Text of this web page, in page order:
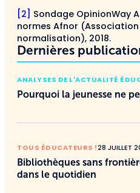
[2] Sondage OpinionWay
normes Afnor
normalisation), 2018.
Dernières
ANALYSES DE L'ACTUALITÉ
Pourquoi la jeunesse ne
TOUS ÉDUCATEURS !28 JUILLET
Bibliothèques sans
dans le quotidien